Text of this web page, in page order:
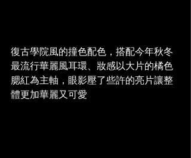
復古學院風的撞色配色，搭配今年秋冬
最流行華麗風耳環、妝感以大片的橘色
腮紅為主軸，眼影壓了些許的亮片讓整
體更加華麗又可愛